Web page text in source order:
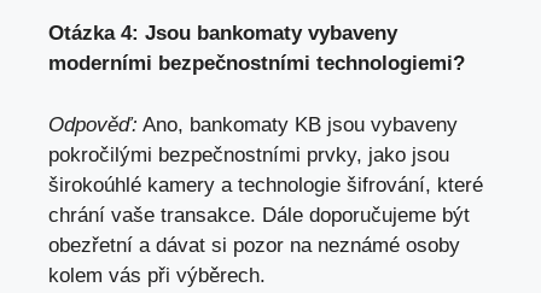
Otázka 4: Jsou bankomaty vybaveny
moderními bezpečnostními technologiemi?
Odpověď: Ano, bankomaty KB jsou vybaveny
pokročilými bezpečnostními prvky, jako jsou
širokoúhlé kamery a technologie šifrování, které
chrání vaše transakce. Dále doporučujeme být
obezřetní a dávat si pozor na neznámé osoby
kolem vás při výběrech.